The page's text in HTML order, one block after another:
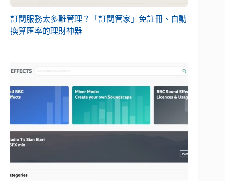
訂閱服務太多難管理？「訂閱管家」免註冊、自動
換算匯率的理財神器